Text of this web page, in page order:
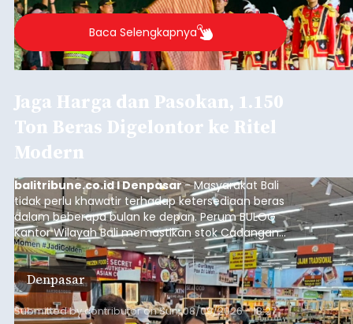
Baca Selengkapnya
Jaga Harga dan Pasokan, 1.150
Ton Beras Digelontor ke Ritel
Modern
balitribune.co.id I Denpasar- Masyarakat Bali
tidak perlu khawatir terhadap ketersediaan beras
dalam beberapa bulan ke depan. Perum BULOG
Kantor Wilayah Bali memastikan stok Cadangan
Beras Pemerintah (CBP) masih dalam kondisi
aman, bahkan diproyeksikan mampu memenuhi
kebutuhan masyarakat hingga sekitar 10 bulan.
Denpasar
Submitted bycontributoronSun, 08/09/2026 - 18:27